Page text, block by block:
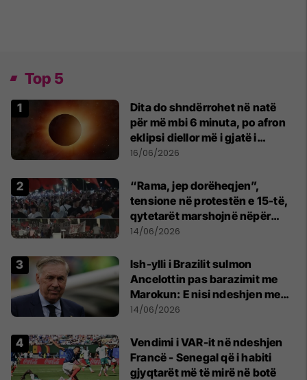
Top 5
Dita do shndërrohet në natë
për më mbi 6 minuta, po afron
eklipsi diellor më i gjatë i
shekullit të 21-të
16/06/2026
“Rama, jep dorëheqjen”,
tensione në protestën e 15-të,
qytetarët marshojnë nëpër
kryeqytet
14/06/2026
Ish-ylli i Brazilit sulmon
Ancelottin pas barazimit me
Marokun: E nisi ndeshjen me
formacionin e gabuar
14/06/2026
Vendimi i VAR-it në ndeshjen
Francë - Senegal që i habiti
gjyqtarët më të mirë në botë